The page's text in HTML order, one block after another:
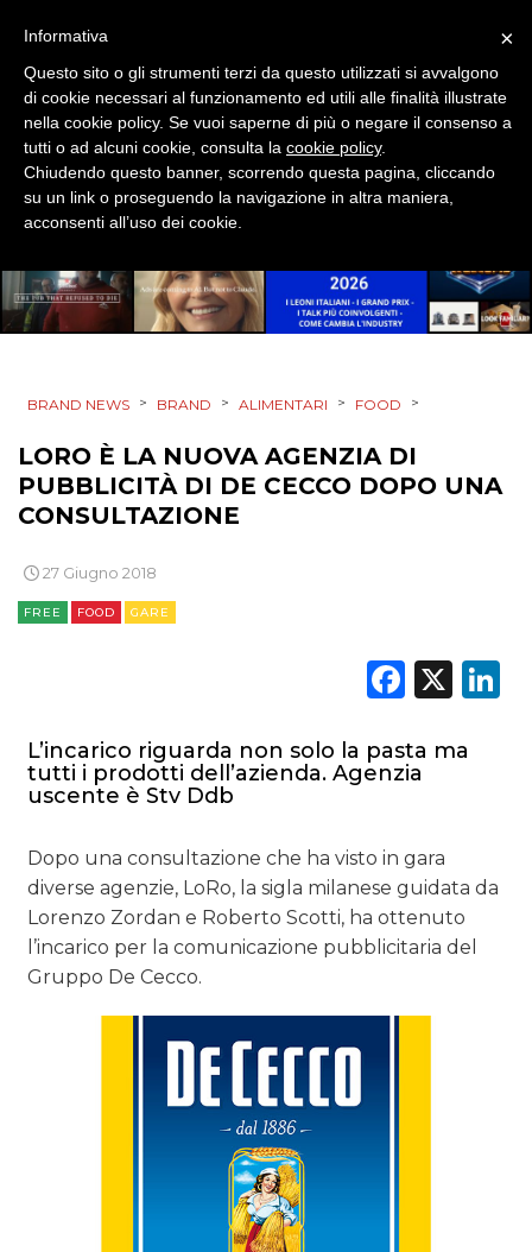
PRODOTTI
PUNTI VENDITA
EDITORIA
ESTERNA
RADIO / AUDIO
RICERCHE
PREVISIONI/SCENARI
NORMATIVE
BRAND NEWS > BRAND > ALIMENTARI > FOOD >
LORO È LA NUOVA AGENZIA DI
PUBBLICITÀ DI DE CECCO DOPO UNA
CONSULTAZIONE
27 Giugno 2018
FREE FOOD GARE
X
L’incarico riguarda non solo la pasta ma
tutti i prodotti dell’azienda. Agenzia
uscente è Stv Ddb
Dopo una consultazione che ha visto in gara
diverse agenzie, LoRo, la sigla milanese guidata da
Lorenzo Zordan e Roberto Scotti, ha ottenuto
l’incarico per la comunicazione pubblicitaria del
Gruppo De Cecco.
×
Informativa
Questo sito o gli strumenti terzi da questo utilizzati si avvalgono
di cookie necessari al funzionamento ed utili alle finalità illustrate
nella cookie policy. Se vuoi saperne di più o negare il consenso a
tutti o ad alcuni cookie, consulta la cookie policy.
Chiudendo questo banner, scorrendo questa pagina, cliccando
su un link o proseguendo la navigazione in altra maniera,
acconsenti all’uso dei cookie.